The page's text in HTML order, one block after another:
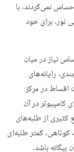
نمی‌کردند، با
نور، برای خود
نیاز در میان
رایانه‌های
در مرکز
کامپیوتر در آن
از طلبه‌های
کمتر طلبه‌ای
بیگانه باشد.